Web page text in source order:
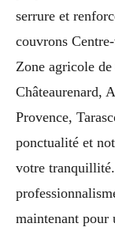
serrure et
couvrons
Zone agricole
Châteaurenard,
Provence,
ponctualité et
votre tranquillité.
maintenant pour